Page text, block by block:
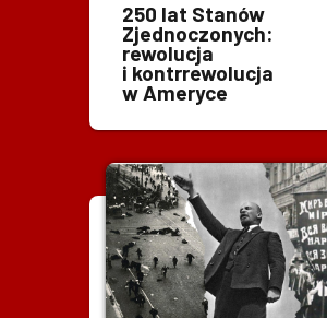
250 lat Stanów
Zjednoczonych:
rewolucja
i kontrrewolucja
w Ameryce